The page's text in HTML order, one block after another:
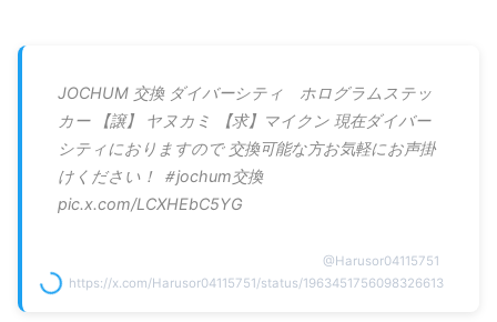
JOCHUM 交換 ダイバーシティ ホログラムステッ
カー 【譲】 ヤヌカミ 【求】マイクン 現在ダイバー
シティにおりますので 交換可能な方お気軽にお声掛
けください！ ＃jochum交換
pic.x.com/LCXHEbC5YG
@Harusor04115751
https://x.com/Harusor04115751/status/1963451756098326613